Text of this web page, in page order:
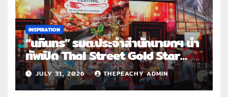
INSPIRATION
“นภินทร” รมต.ประจำสำนักนายกฯ นำ
ทัพเปิด Thai Street Gold Star
Roadshow 3 จังหวัดต้นแบบ
JULY 31, 2026 THEPEACHY ADMIN